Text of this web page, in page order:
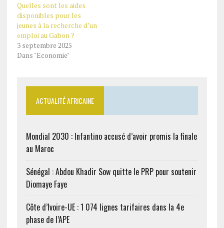
Quelles sont les aides
disponibles pour les
jeunes à la recherche d’un
emploi au Gabon ?
3 septembre 2025
Dans "Economie"
ACTUALITÉ AFRICAINE
Mondial 2030 : Infantino accusé d’avoir promis la finale
au Maroc
Sénégal : Abdou Khadir Sow quitte le PRP pour soutenir
Diomaye Faye
Côte d’Ivoire-UE : 1 074 lignes tarifaires dans la 4e
phase de l’APE